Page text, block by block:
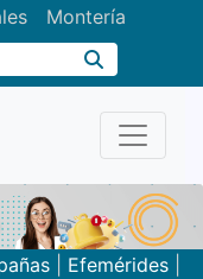
Montería
| Efemérides|